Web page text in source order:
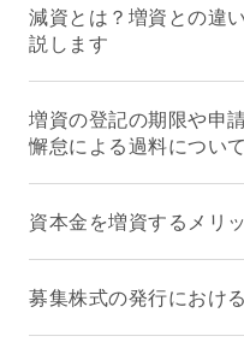
減資とは？増資との違
説します
増資の登記の期限や申
懈怠による過料につい
資本金を増資するメリ
募集株式の発行におけ